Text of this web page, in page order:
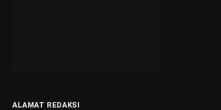
ALAMAT REDAKSI